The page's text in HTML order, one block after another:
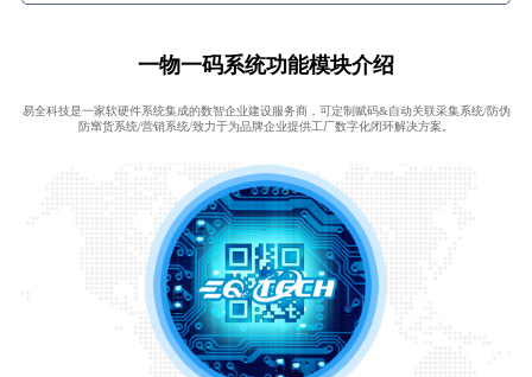
一物一码系统功能模块介绍
易全科技是一家软硬件系统集成的数智企业建设服务商，可定制赋码&自动关联采集系统/防伪
防窜货系统/营销系统/致力于为品牌企业提供工厂数字化闭环解决方案。